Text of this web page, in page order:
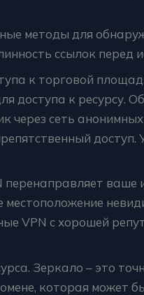
методы для
ссылок перед
к торговой
доступа к ресурсу.
через сеть
ваше
местоположение
VPN с хорошей
Зеркало – это
которая может